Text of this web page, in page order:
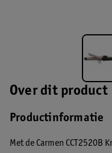
Over dit product
Productinformatie
Met de Carmen